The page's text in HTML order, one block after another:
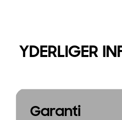
YDERLIGER
Garanti